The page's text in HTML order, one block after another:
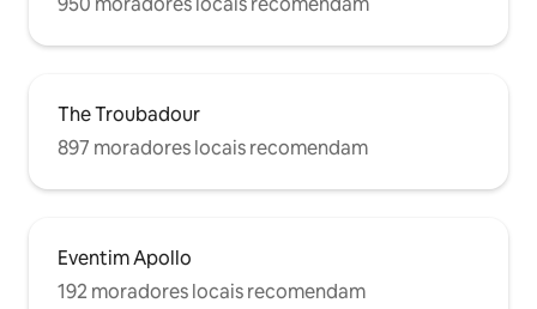
The Troubadour
897 moradores locais recomendam
Eventim Apollo
192 moradores locais recomendam